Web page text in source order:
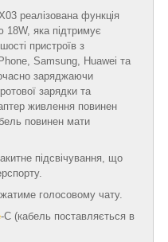
реалізована функція
18W, яка підтримує
пристроїв з
Samsung, Huawei та
заряджаючи
зарядки та
живлення повинен
повинен мати
підсвічування, що
голосовому чату.
-C (кабель поставляється в